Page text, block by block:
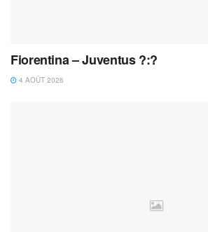
Fiorentina – Juventus ?:?
4 AOÛT 2026